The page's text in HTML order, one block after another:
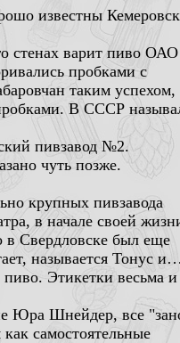
известны
стенах варит пиво ОАО
пробками с
таким успехом,
В СССР
пивзавод №2.
чуть позже.
крупных пивзавода
в начале своей
в Свердловске был еще
называется Тонус и…
пиво. Этикетки весьма и
Юра Шнейдер, все
самостоятельные